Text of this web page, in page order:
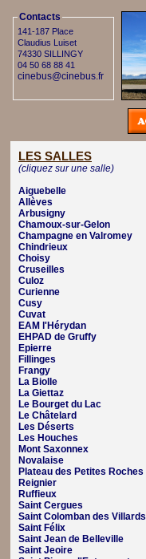
Contacts
141-187 Place
Claudius Luiset
74330 SILLINGY
04 50 68 88 41
cinebus@cinebus.fr
LES SALLES
(cliquez sur une salle)
Aiguebelle
Allèves
Arbusigny
Chamoux-sur-Gelon
Champagne en Valromey
Chindrieux
Choisy
Cruseilles
Culoz
Curienne
Cusy
Cuvat
EAM l'Hérydan
EHPAD de Gruffy
Epierre
Fillinges
Frangy
La Biolle
La Giettaz
Le Bourget du Lac
Le Châtelard
Les Déserts
Les Houches
Mont Saxonnex
Novalaise
Plateau des Petites Roches
Reignier
Ruffieux
Saint Cergues
Saint Colomban des Villards
Saint Félix
Saint Jean de Belleville
Saint Jeoire